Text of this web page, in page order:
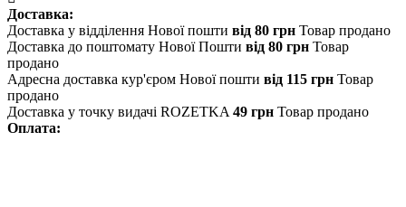
Доставка:
Доставка у відділення Нової пошти від 80 грн Товар продано
Доставка до поштомату Нової Пошти від 80 грн Товар
продано
Адресна доставка кур'єром Нової пошти від 115 грн Товар
продано
Доставка у точку видачі ROZETKA 49 грн Товар продано
Оплата: